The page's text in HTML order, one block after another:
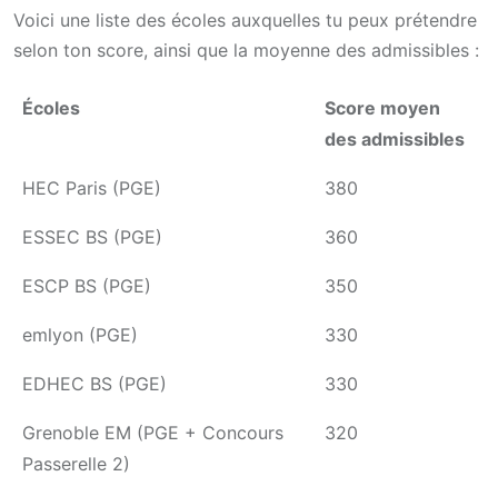
Voici une liste des écoles auxquelles tu peux prétendre
selon ton score, ainsi que la moyenne des admissibles :
Écoles
Score moyen
des admissibles
HEC Paris (PGE) 380
ESSEC BS (PGE) 360
ESCP BS (PGE) 350
emlyon (PGE) 330
EDHEC BS (PGE) 330
Grenoble EM (PGE + Concours
Passerelle 2)
320